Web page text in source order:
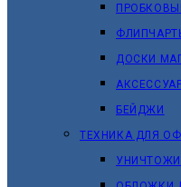
ДОСКИ
БЕЙДЖИ
ТЕХНИКА ДЛЯ